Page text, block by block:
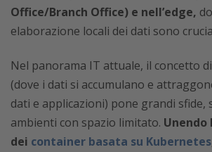
Office/Branch Office) e nell’edge,
elaborazione locali dei dati sono
Nel panorama IT attuale, il concetto
(dove i dati si accumulano e
dati e applicazioni) pone grandi sfide,
ambienti con spazio limitato.
dei container basata su Kubernetes